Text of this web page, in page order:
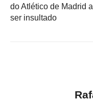
do Atlético de Madrid
ser insultado